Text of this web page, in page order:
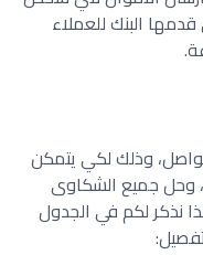
البنك للعملاء
وذلك لكي يتمكن
وحل جميع الشكاوى
نذكر لكم في الجدول